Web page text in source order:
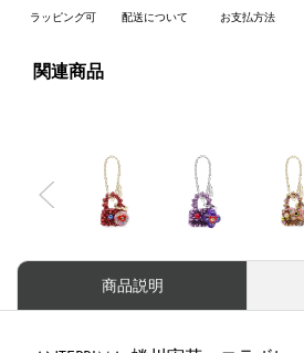
ラッピング可 配送について お支払方法
関連商品
Previous
商品説明